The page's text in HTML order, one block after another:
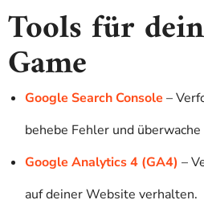
Tools für
Game
Google Search Console –
behebe Fehler und
Google Analytics 4 (GA4) –
auf deiner Website verhalten.